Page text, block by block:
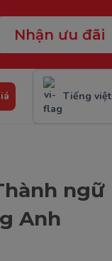
Nhận ưu đãi
Tiếng việt
ngữ
Anh